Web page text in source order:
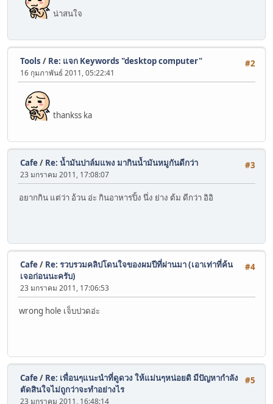
น่าสนใจ
#2
Tools / Re: แจก Keywords "desktop computer"
16 กุมภาพันธ์ 2011, 05:22:41
thankss ka
#3
Cafe/ Re: น้ำมันปาล์มแพง มากินน้ำมันหมูกันดีกว่า
23 มกราคม 2011, 17:08:07
อยากกิน แต่ว่า อ้วน อ่ะ กินอาหารปิ้ง นึ่ง ย่าง ต้ม ดีกว่า อิอิ
#4
Cafe/ Re: รวบรวมคลิปโดนใจของผมปีที่ผ่านมา (เอาเท่าที่ค้น
เจอก่อนนะครับ)
23 มกราคม 2011, 17:06:53
wrong hole เจ็บปวดอ่ะ
#5
Cafe/ Re: เพื่อนๆแนะนำที่ดูดวง ให้แม่นๆหน่อยดิ มีปัญหากำลัง
ตัดสินใจไม่ถูกว่าจะทำอย่างไร
23 มกราคม 2011, 16:48:14